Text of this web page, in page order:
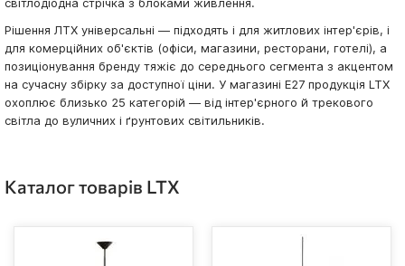
Рішення ЛТХ універсальні — підходять і для житлових інтер'єрів, і
для комерційних об'єктів (офіси, магазини, ресторани, готелі), а
позиціонування бренду тяжіє до середнього сегмента з акцентом
на сучасну збірку за доступної ціни. У магазині E27 продукція LTX
охоплює близько 25 категорій — від інтер'єрного й трекового
світла до вуличних і ґрунтових світильників.
Каталог товарів LTX